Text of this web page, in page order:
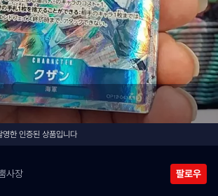
한 인증된 상품입니다
사장 팔로우